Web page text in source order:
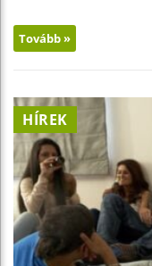
Tovább »
HÍREK